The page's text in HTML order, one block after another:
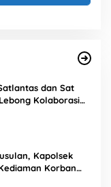
dan Sat
Kolaborasi
Kapolsek
Korban